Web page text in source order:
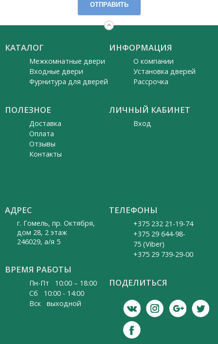
ОТПРАВИТЬ
КАТАЛОГ
Межкомнатные двери
Входные двери
Фурнитура для дверей
ПОЛЕЗНОЕ
Доставка
Оплата
Отзывы
Контакты
ИНФОРМАЦИЯ
О компании
Установка дверей
Рассрочка
ЛИЧНЫЙ КАБИНЕТ
Вход
АДРЕС
г. Гомель, пр. Октября,
дом 28, 2 этаж
246029, а/я 5
ВРЕМЯ РАБОТЫ
Пн-Пт 10:00 – 18:00
Cб 10:00 - 14:00
Вск выходной
ТЕЛЕФОНЫ
+375 232 21-19-74
+375 29 644-98-
75 (Viber)
+375 29 739-29-00
ПОДЕЛИТЬСЯ